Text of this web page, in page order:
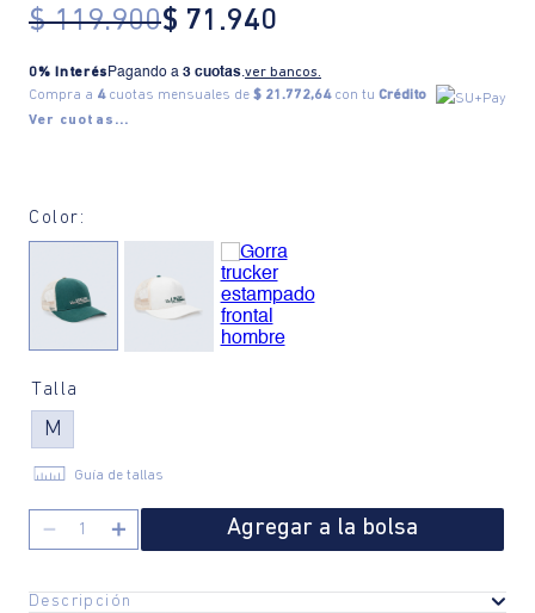
$ 119.900$ 71 .940
0% Interés Pagando a 3 cuotas.ver bancos.
Compra a 4cuotas mensuales de $ 21.772,64 con tu Crédito
Ver cuotas...
Color:
Talla
M
Guía de tallas
＋
－ Agregar a la bolsa
Descripción